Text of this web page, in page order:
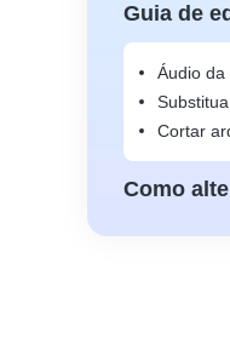
Guia de
Áudio da
Cortar
Como